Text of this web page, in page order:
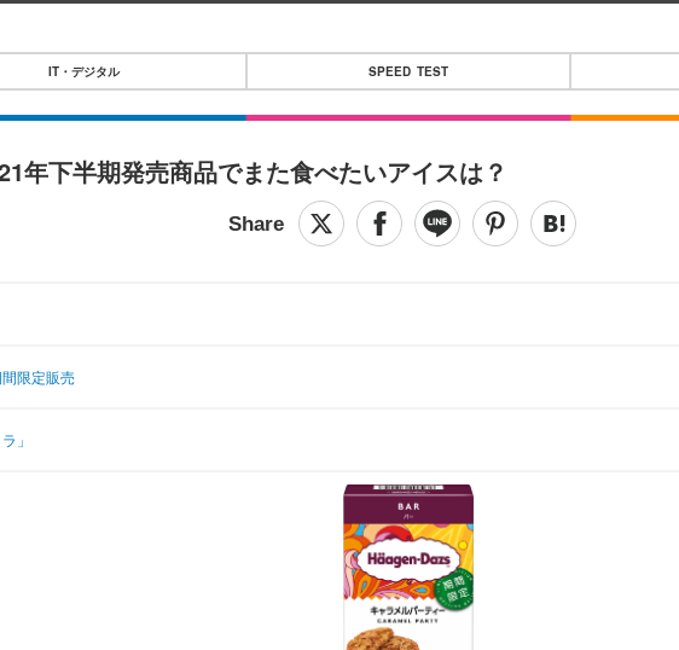
ルTOP
ト
他
IT・デジタル SPEED TEST
年下半期発売商品でまた食べたいアイスは？
限定販売
」